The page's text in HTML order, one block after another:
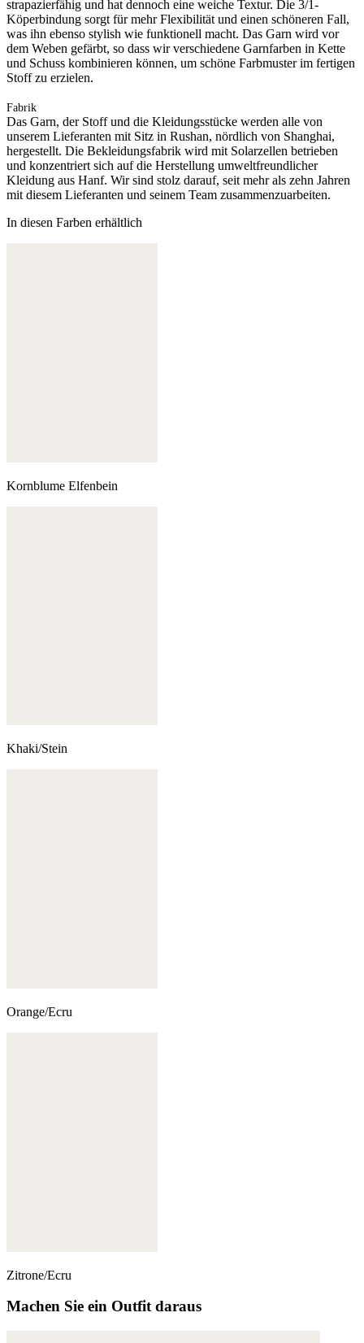
strapazierfähig und hat dennoch eine weiche Textur. Die 3/1-
Köperbindung sorgt für mehr Flexibilität und einen schöneren Fall,
was ihn ebenso stylish wie funktionell macht. Das Garn wird vor
dem Weben gefärbt, so dass wir verschiedene Garnfarben in Kette
und Schuss kombinieren können, um schöne Farbmuster im fertigen
Stoff zu erzielen.
Fabrik
Das Garn, der Stoff und die Kleidungsstücke werden alle von
unserem Lieferanten mit Sitz in Rushan, nördlich von Shanghai,
hergestellt. Die Bekleidungsfabrik wird mit Solarzellen betrieben
und konzentriert sich auf die Herstellung umweltfreundlicher
Kleidung aus Hanf. Wir sind stolz darauf, seit mehr als zehn Jahren
mit diesem Lieferanten und seinem Team zusammenzuarbeiten.
In diesen Farben erhältlich
Kornblume Elfenbein
Khaki/Stein
Orange/Ecru
Zitrone/Ecru
Machen Sie ein Outfit daraus